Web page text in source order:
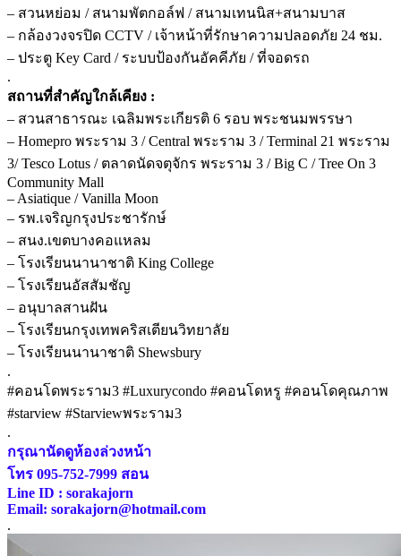
– สวนหย่อม / สนามพัตกอล์ฟ / สนามเทนนิส+สนามบาส
– กล้องวงจรปิด CCTV / เจ้าหน้าที่รักษาความปลอดภัย 24 ชม.
– ประตู Key Card / ระบบป้องกันอัคคีภัย / ที่จอดรถ
.
สถานที่สำคัญใกล้เคียง :
– สวนสาธารณะ เฉลิมพระเกียรติ 6 รอบ พระชนมพรรษา
– Homepro พระราม 3 / Central พระราม 3 / Terminal 21 พระราม
3/ Tesco Lotus / ตลาดนัดจตุจักร พระราม 3 / Big C / Tree On 3
Community Mall
– Asiatique / Vanilla Moon
– รพ.เจริญกรุงประชารักษ์
– สนง.เขตบางคอแหลม
– โรงเรียนนานาชาติ King College
– โรงเรียนอัสสัมชัญ
– อนุบาลสานฝัน
– โรงเรียนกรุงเทพคริสเตียนวิทยาลัย
– โรงเรียนนานาชาติ Shewsbury
.
#คอนโดพระราม3 #Luxurycondo #คอนโดหรู #คอนโดคุณภาพ
#starview #Starviewพระราม3
.
กรุณานัดดูห้องล่วงหน้า
โทร 095-752-7999 สอน
Line ID : sorakajorn
Email: sorakajorn@hotmail.com
.